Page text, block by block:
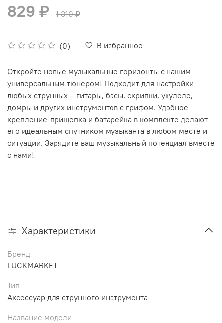
(0) В избранное
829 ₽ 1 310 ₽
Откройте новые музыкальные горизонты с нашим
универсальным тюнером! Подходит для настройки
любых струнных – гитары, басы, скрипки, укулеле,
домры и других инструментов с грифом. Удобное
крепление-прищепка и батарейка в комплекте делают
его идеальным спутником музыканта в любом месте и
ситуации. Зарядите ваш музыкальный потенциал вместе
с нами!
Характеристики
Бренд
LUCKMARKET
Тип
Аксессуар для струнного инструмента
Название модели